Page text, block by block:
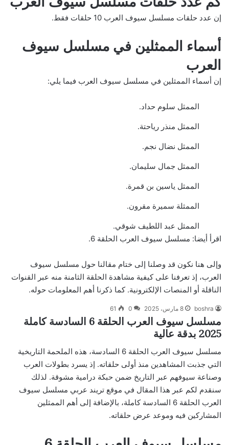
إن عدد حلقات مسلسل سيوف العرب 10 حلقات فقط.
أسماء الممثلين في مسلسل سيوف
العرب
إن أسماء الممثلين في مسلسل سيوف العرب فيما يلي:
الممثل سلوم حداد.
الممثل منذر رياحتة.
الممثل نضال نجم.
الممثل جمال سليمان.
الممثل ياسين بن قمرة.
الممثلة سميرة مقرون.
الممثل عبد اللطيف شوقي.
اقرأ أيضا: مسلسل سيوف العرب الحلقة 6 .
وإلى هنا نكون قد وصلنا إلى ختام مقالنا حول مسلسل سيوف
العرب، إذ تعرفنا على كيفية مشاهدة الحلقة الثامنة منه عبر القنوات
الناقلة أو المنصات الإلكترونية. كما ذكرنا أهم المعلومات حوله.
boshra 8 مارس، 2025 0
61
مسلسل سيوف العرب الحلقة 6 السادسة كاملة
2025 بدقة عالية
مسلسل سيوف العرب الحلقة 6 السادسة، هذه الملحمة التاريخية
التي جذبت المشاهدين منذ أولى حلقاته. إذ يسرد بطولات العرب
وصناعة سيوفهم عبر التاريخ ضمن حبكة درامية مشوقة. لذلك
سنقدم لكم عبر هذا المقال في موقع تريند عربي مسلسل سيوف
العرب الحلقة 6 السادسة كاملة، بالإضافة إلى أهم الممثلين
المشاركين فيه وموعد عرض حلقاته.